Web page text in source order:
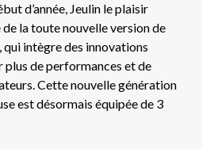
d’année, Jeulin le plaisir
de la toute nouvelle version de
intègre des innovations
de performances et de
Cette nouvelle génération
est désormais équipée de 3